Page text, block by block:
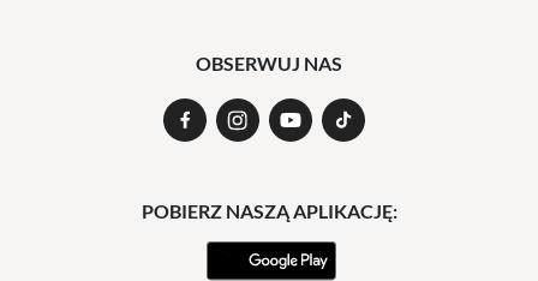
OBSERWUJ NAS
POBIERZ NASZĄ APLIKACJĘ: